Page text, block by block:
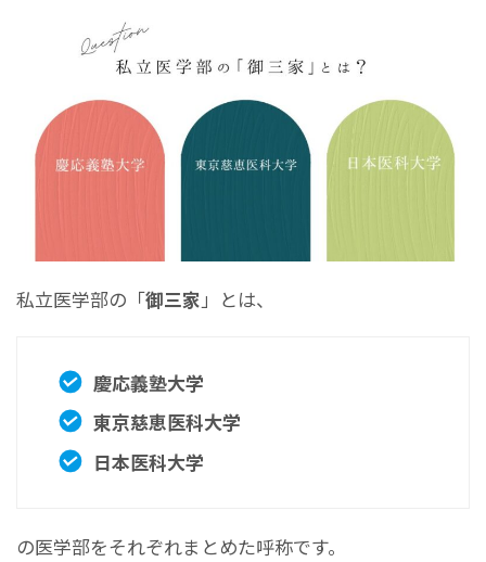
私立医学部の「御三家 」とは、
慶応義塾大学
東京慈恵医科大学
日本医科大学
の医学部をそれぞれまとめた呼称です。